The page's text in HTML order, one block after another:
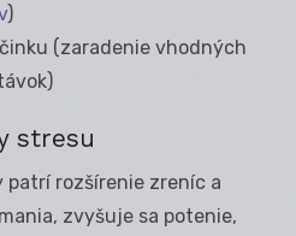
)
(zaradenie vhodných
stresu
patrí rozšírenie zreníc a
zvyšuje sa potenie,